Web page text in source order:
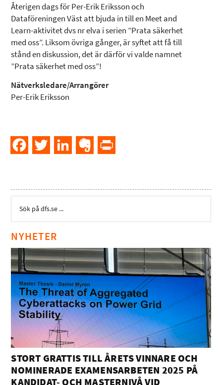
Återigen dags för Per-Erik Eriksson och
Dataföreningen Väst att bjuda in till en Meet and
Learn-aktivitet dvs nr elva i serien ”Prata säkerhet
med oss”. Liksom övriga gånger, är syftet att få till
stånd en diskussion, det är därför vi valde namnet
”Prata säkerhet med oss”!
Nätverksledare/Arrangörer
Per-Erik Eriksson
FacebookTwitter LinkedInEvernote
NYHETER
STORT GRATTIS TILL ÅRETS VINNARE OCH
NOMINERADE EXAMENSARBETEN 2025 PÅ